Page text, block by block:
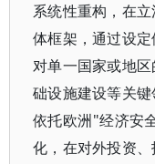
系统性重构，在
体框架，通过设
对单一国家或地
础设施建设等关
依托欧洲"经济安
化，在对外投资